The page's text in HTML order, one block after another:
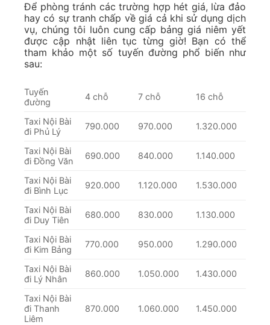
Để phòng tránh các trường hợp hét giá, lừa đảo
hay có sự tranh chấp về giá cả khi sử dụng dịch
vụ, chúng tôi luôn cung cấp bảng giá niêm yết
được cập nhật liên tục từng giờ! Bạn có thể
tham khảo một số tuyến đường phổ biến như
sau:
Tuyến
đường
4 chỗ 7 chỗ 16 chỗ
Taxi Nội Bài
đi Phủ Lý
790.000 970.000 1.320.000
Taxi Nội Bài
đi Đồng Văn
690.000 840.000 1.140.000
Taxi Nội Bài
đi Bình Lục
920.000 1.120.000 1.530.000
Taxi Nội Bài
đi Duy Tiên
680.000 830.000 1.130.000
Taxi Nội Bài
đi Kim Bảng
770.000 950.000 1.290.000
Taxi Nội Bài
đi Lý Nhân
860.000 1.050.000 1.430.000
Taxi Nội Bài
đi Thanh
Liêm
870.000 1.060.000 1.450.000